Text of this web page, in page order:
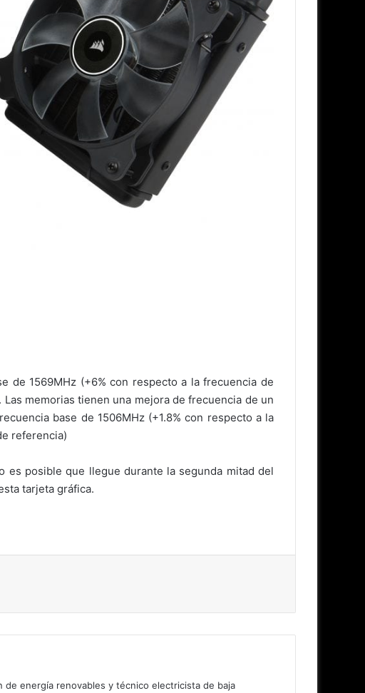
de 1569MHz (+6% con respecto a la frecuencia de
memorias tienen una mejora de frecuencia de un
base de 1506MHz (+1.8% con respecto a la
referencia)
es posible que llegue durante la segunda mitad del
tarjeta gráfica.
energía renovables y técnico electricista de baja